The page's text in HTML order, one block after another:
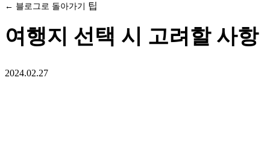
← 블로그로 돌아가기 팁
여행지 선택 시 고려할 사항
2024.02.27